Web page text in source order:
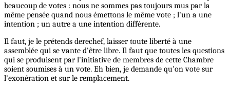
beaucoup de votes : nous ne sommes pas toujours mus par la
même pensée quand nous émettons le même vote ; l'un a une
intention ; un autre a une intention différente.
Il faut, je le prétends derechef, laisser toute liberté à une
assemblée qui se vante d'être libre. Il faut que toutes les questions
qui se produisent par l'initiative de membres de cette Chambre
soient soumises à un vote. Eh bien, je demande qu'on vote sur
l'exonération et sur le remplacement.